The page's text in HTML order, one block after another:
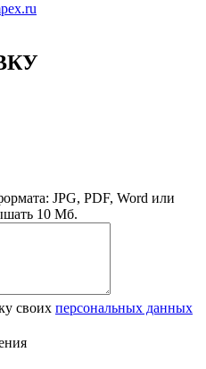
JPG, PDF, Word или
10 Мб.
своих персональных данных